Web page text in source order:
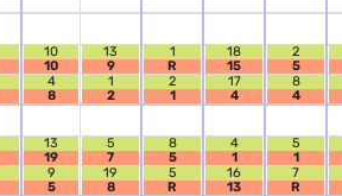
10
10
13
9
1
R
18
15
2
5
4
8
1
2
2
1
17
4
8
4
13
19
5
7
8
5
4
1
5
1
9
5
19
8
5
R
16
13
7
R